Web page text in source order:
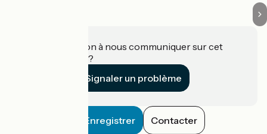
Une information à nous communiquer sur cet
établissement ?
Signaler un problème
Enregistrer Contacter